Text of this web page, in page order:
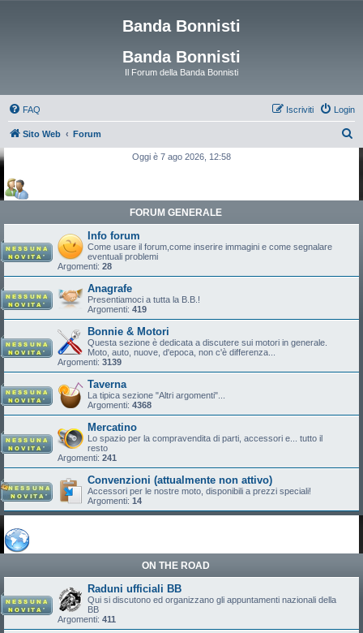
Banda Bonnisti
Banda Bonnisti
Il Forum della Banda Bonnisti
FAQ Login
Iscriviti
Sito Web Forum
Oggi è 7 ago 2026, 12:58
FORUM GENERALE
Info forum
Come usare il forum,come inserire immagini e come segnalare
eventuali problemi
Argomenti: 28
Anagrafe
Presentiamoci a tutta la B.B.!
Argomenti: 419
Bonnie & Motori
Questa sezione è dedicata a discutere sui motori in generale.
Moto, auto, nuove, d'epoca, non c'è differenza...
Argomenti: 3139
Taverna
La tipica sezione "Altri argomenti"...
Argomenti: 4368
Mercatino
Lo spazio per la compravendita di parti, accessori e... tutto il
resto
Argomenti: 241
Convenzioni (attualmente non attivo)
Accessori per le nostre moto, disponibili a prezzi speciali!
Argomenti: 14
ON THE ROAD
Raduni ufficiali BB
Qui si discutono ed organizzano gli appuntamenti nazionali della
BB
Argomenti: 411